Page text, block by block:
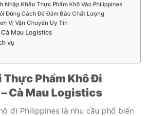
Nhập Khẩu Thực Phẩm Khô Vào Philippines
Đúng Cách Để Đảm Bảo Chất Lượng
Vị Vận Chuyển Uy Tín
Cà Mau Logistics
vụ
Thực Phẩm Khô Đi
Cà Mau Logistics
đi Philippines là nhu cầu phổ biến